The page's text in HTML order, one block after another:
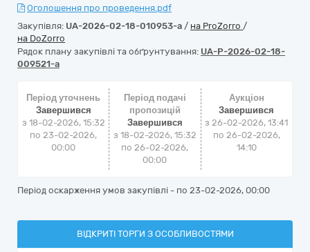
Оголошення про проведення.pdf
Закупівля: UA-2026-02-18-010953-a / на ProZorro /
на DoZorro
Рядок плану закупівлі та обґрунтування: UA-P-2026-02-18-
009521-a
Період уточнень
Завершився
з 18-02-2026, 15:32
по 23-02-2026,
00:00
Період подачі
пропозицій
Завершився
з 18-02-2026, 15:32
по 26-02-2026,
00:00
Аукціон
Завершився
з26-02-2026, 13:41
по 26-02-2026,
14:10
Період оскарження умов закупівлі - по 23-02-2026, 00:00
ВІДКРИТІ ТОРГИ З ОСОБЛИВОСТЯМИ